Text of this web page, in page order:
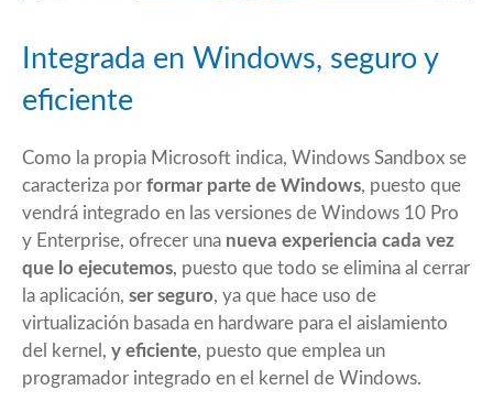
Integrada en Windows, seguro y
eficiente
Como la propia Microsoft indica, Windows Sandbox se
caracteriza por formar parte de Windows, puesto que
vendrá integrado en las versiones de Windows 10 Pro
y Enterprise, ofrecer una nueva experiencia cada vez
que lo ejecutemos, puesto que todo se elimina al cerrar
la aplicación, ser seguro, ya que hace uso de
virtualización basada en hardware para el aislamiento
del kernel, y eficiente, puesto que emplea un
programador integrado en el kernel de Windows.